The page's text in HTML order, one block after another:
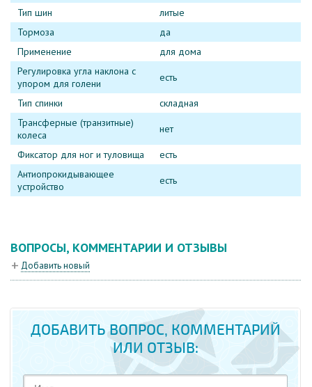
Тип шин
литые
Тормоза
да
Применение
для дома
Регулировка угла наклона с
упором для голени
есть
Тип спинки
складная
Трансферные (транзитные)
колеса
нет
Фиксатор для ног и туловища
есть
Антиопрокидывающее
устройство
есть
ВОПРОСЫ, КОММЕНТАРИИ И ОТЗЫВЫ
Добавить новый
ДОБАВИТЬ ВОПРОС, КОММЕНТАРИЙ
ИЛИ ОТЗЫВ: